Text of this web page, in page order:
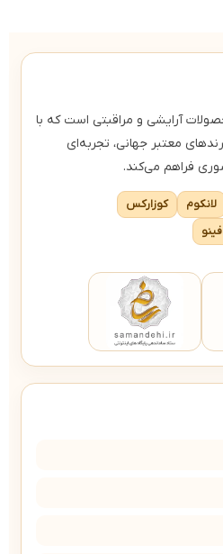
آرایشی و مراقبتی است که با
معتبر جهانی، تجربه‌ای
فراهم می‌کند.
لانکوم
کوزارکس
فینو